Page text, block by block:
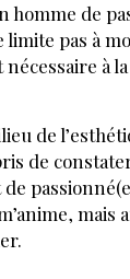
homme de
pas à
à
de
de
mais